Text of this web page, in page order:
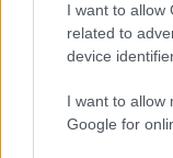
I want to allow
related to
device
I want to allow
Google for
Τα δυτικά,
διαμερίσματα
μεγαλύτερο
δεν